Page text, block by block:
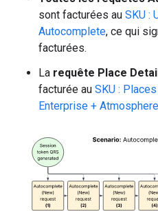
sont facturées au SKU :
Autocomplete, ce qui
facturées.
La requête Place
facturée au SKU :
Enterprise + Atmosphere